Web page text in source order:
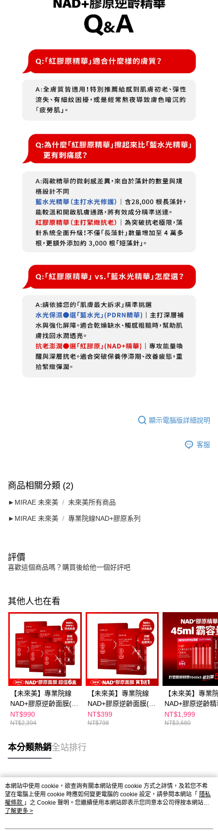
顯示電腦版詳細說明
客服
商品相關分類 (2)
►MIRAE 未來美 未來美所有商品
►MIRAE 未來美 專業院線NAD+膠原系列
評價
喜歡這個商品嗎？購買後給他一個好評吧
其他人也在看
【未來美】專業院線
NAD+膠原逆齡面膜(3
片/盒) x6盒
NT$990
NT$2,394
【未來美】專業院線
NAD+膠原逆齡面膜(3
片/盒) 買1送1
NT$399
NT$798
【未來美】專業
NAD+膠原逆齡
充包 (3件/盒)
NT$1,999
NT$3,680
本分類熱銷全站排行
熱門標籤
本網站中使用 cookie，欲查詢有關本網站使用 cookie 方式之詳情，及若您不希
望在電腦上使用 cookie 時應如何變更電腦的 cookie 設定，請參閱本網站「 隱私
權條款 」之 Cookie 聲明。您繼續使用本網站即表示您同意本公司得按本網站使
用條款之 Cookie 聲明使用 cookie。
了解更多 >